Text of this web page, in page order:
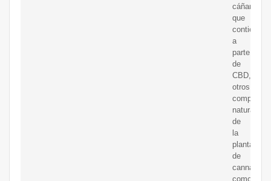
cáñamo
que
contiene,
a
parte
de
CBD,
otros
naturales
de
la
planta
de
cannabis,
como